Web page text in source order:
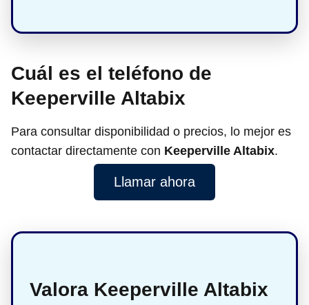
Cuál es el teléfono de
Keeperville Altabix
Para consultar disponibilidad o precios, lo mejor es
contactar directamente con Keeperville Altabix.
Llamar ahora
Valora Keeperville Altabix